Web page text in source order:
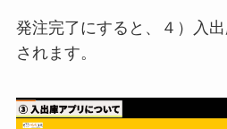
発注完了にすると、４）入
されます。